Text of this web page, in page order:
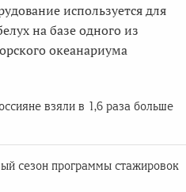
используется для
на базе одного из
океанариума
взяли в 1,6 раза больше
сезон программы стажировок